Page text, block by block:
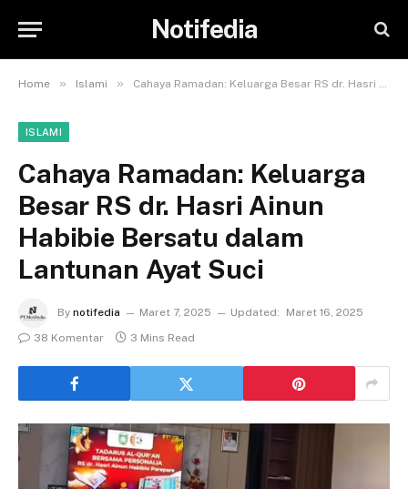
Notifedia
Home » Islami » Cahaya Ramadan: Keluarga Besar RS dr. Hasri Ainun Habibie Bersatu dalam Lantunan Ayat Suci
ISLAMI
Cahaya Ramadan: Keluarga
Besar RS dr. Hasri Ainun
Habibie Bersatu dalam
Lantunan Ayat Suci
By notifedia Maret 7, 2025 Updated:
Maret 16, 2025
38 Komentar
3 Mins Read